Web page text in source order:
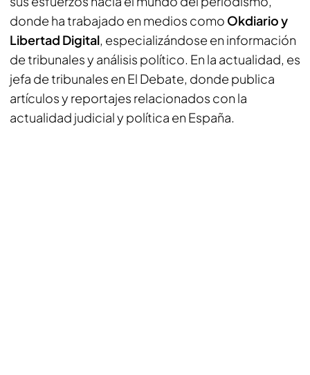
donde ha trabajado en medios como Okdiario y
Libertad Digital, especializándose en información
de tribunales y análisis político. En la actualidad, es
jefa de tribunales en El Debate, donde publica
artículos y reportajes relacionados con la
actualidad judicial y política en España.